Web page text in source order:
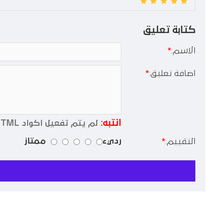
كتابة تعليق
الاسم:
اضافة تعليق:
انتبه: لم يتم تفعيل اكواد HTML !
التقييم: رديء ممتاز